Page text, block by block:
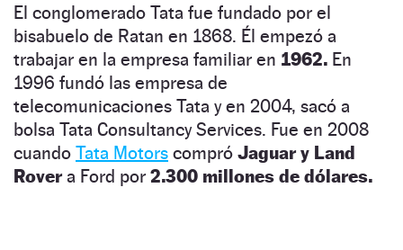
El conglomerado Tata fue fundado por el
bisabuelo de Ratan en 1868. Él empezó a
trabajar en la empresa familiar en 1962. En
1996 fundó las empresa de
telecomunicaciones Tata y en 2004, sacó a
bolsa Tata Consultancy Services. Fue en 2008
cuando Tata Motors compró Jaguar y Land
Rovera Ford por 2.300 millones de dólares.